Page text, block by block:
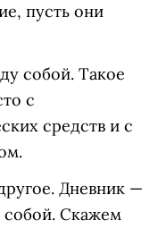
пусть они
собой. Такое
с
средств и с
Дневник —
собой. Скажем